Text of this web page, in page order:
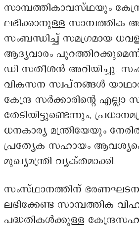
സാമ്പത്തികാവസ്ഥയും
ലഭിക്കാനുള്ള സാമ്പത്തിക
സംബന്ധിച്ച് സമഗ്രമായ
ആദ്യവാരം പുറത്തിറക്കുമെന്ന്
ഡി സതീശൻ അറിയിച്ചു.
വികസന സ്വപ്നങ്ങൾ
കേന്ദ്ര സർക്കാരിന്റെ
തേടിയിട്ടുണ്ടെന്നും,
ധനകാര്യ മന്ത്രിയേയും
പ്രത്യേക സഹായം
മുഖ്യമന്ത്രി വ്യക്തമാക്കി.
സംസ്ഥാനത്തിന്
ലഭിക്കേണ്ട സാമ്പത്തിക
പദ്ധതികൾക്കുള്ള